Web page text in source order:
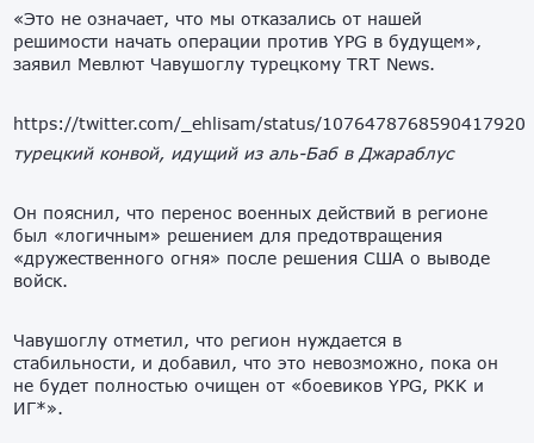
«Это не означает, что мы отказались от нашей
решимости начать операции против YPG в будущем»,
заявил Мевлют Чавушоглу турецкому TRT News.
https://twitter.com/_ehlisam/status/1076478768590417920
турецкий конвой, идущий из аль-Баб в Джараблус
Он пояснил, что перенос военных действий в регионе
был «логичным» решением для предотвращения
«дружественного огня» после решения США о выводе
войск.
Чавушоглу отметил, что регион нуждается в
стабильности, и добавил, что это невозможно, пока он
не будет полностью очищен от «боевиков YPG, PKK и
ИГ*».